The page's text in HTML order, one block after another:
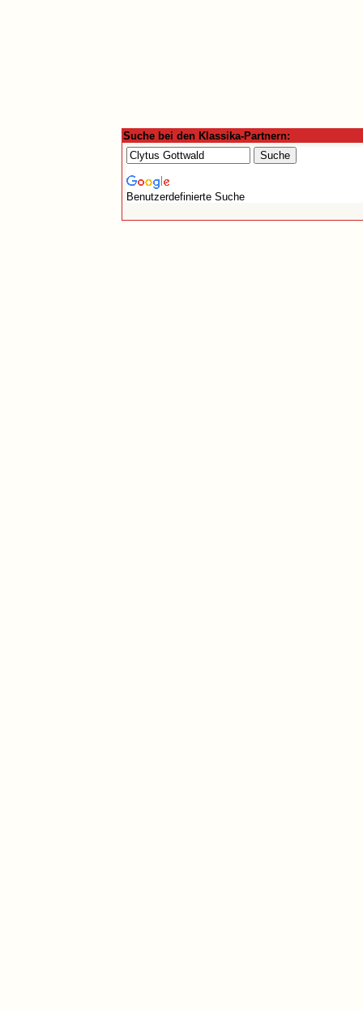
Suche bei den Klassika-Partnern:
Benutzerdefinierte Suche